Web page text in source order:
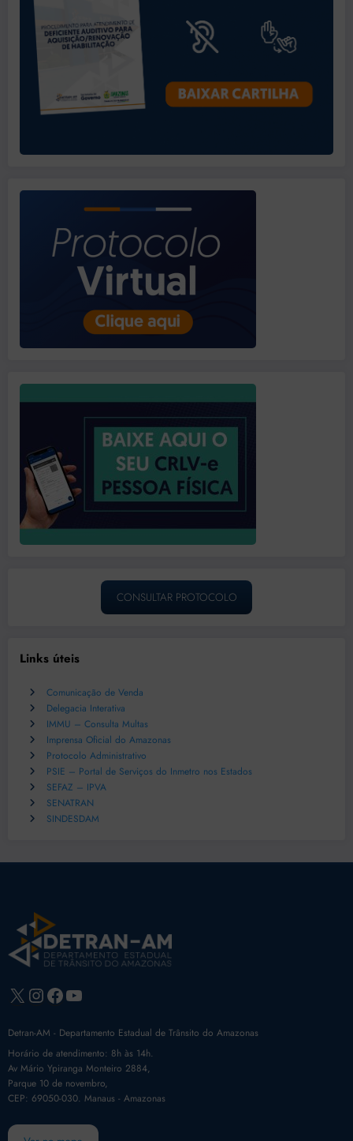
CONSULTAR PROTOCOLO
Links úteis
Comunicação de Venda
Delegacia Interativa
IMMU – Consulta Multas
Imprensa Oficial do Amazonas
Protocolo Administrativo
PSIE – Portal de Serviços do Inmetro nos Estados
SEFAZ – IPVA
SENATRAN
SINDESDAM
X Instagram
Facebook
Youtube
Detran-AM - Departamento Estadual de Trânsito do Amazonas
Horário de atendimento: 8h às 14h.
Av Mário Ypiranga Monteiro 2884,
Parque 10 de novembro,
CEP: 69050-030. Manaus - Amazonas